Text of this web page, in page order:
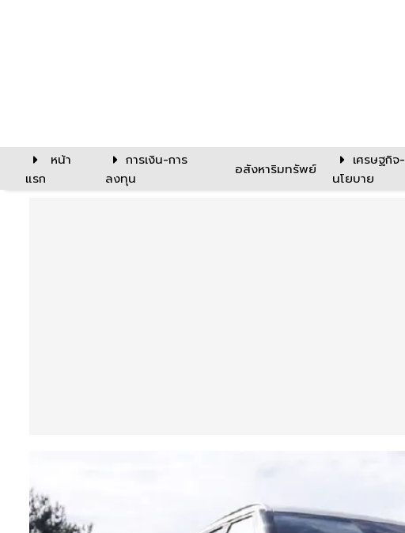
หน้า
แรก
การเงิน-การ
ลงทุน
อสังหาริมทรัพย์
เศรษฐกิจ-
นโยบาย